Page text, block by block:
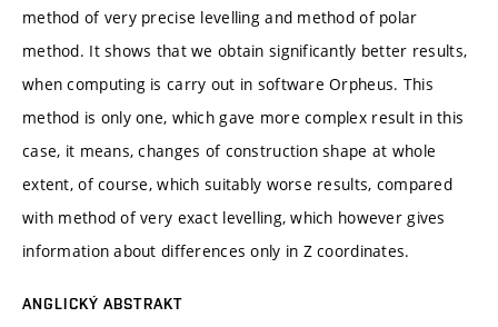
method of very precise levelling and method of polar
method. It shows that we obtain significantly better results,
when computing is carry out in software Orpheus. This
method is only one, which gave more complex result in this
case, it means, changes of construction shape at whole
extent, of course, which suitably worse results, compared
with method of very exact levelling, which however gives
information about differences only in Z coordinates.
ANGLICKÝ ABSTRAKT